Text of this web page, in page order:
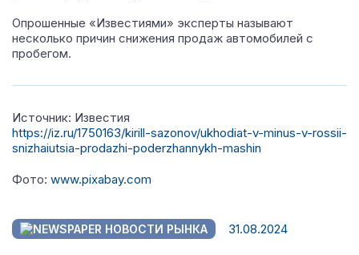
Опрошенные «Известиями» эксперты называют
несколько причин снижения продаж автомобилей с
пробегом.
Источник: Известия
https://iz.ru/1750163/kirill-sazonov/ukhodiat-v-minus-v-rossii-
snizhaiutsia-prodazhi-poderzhannykh-mashin
Фото: www.pixabay.com
НОВОСТИ РЫНКА 31.08.2024